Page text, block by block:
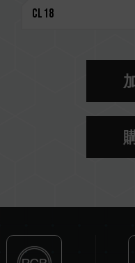
體。每一組套裝中
主機板 BIOS 版本
記憶體的最終運行
機板、CPU 相容
若未啟用 XMP
XMP 2.0 需由使用
定。
超頻行為（如啟